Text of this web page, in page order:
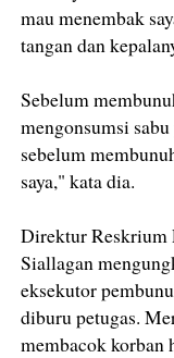
mau menembak
tangan dan
Sebelum
mengonsumsi
sebelum
saya," kata dia.
Direktur Reskrium
Siallagan
eksekutor
diburu petugas.
membacok korban